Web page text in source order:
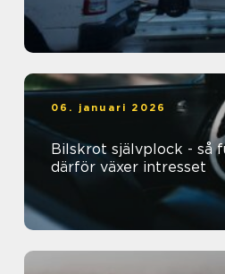
06. januari 2026
Bilskrot självplock - så
därför växer intresset